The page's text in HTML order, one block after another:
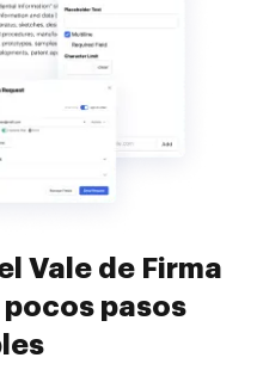
Vale de Firma
pasos